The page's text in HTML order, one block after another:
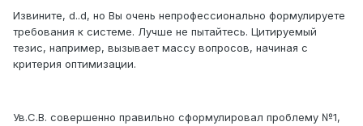
Извините, d..d, но Вы очень непрофессионально формулируете
требования к системе. Лучше не пытайтесь. Цитируемый
тезис, например, вызывает массу вопросов, начиная с
критерия оптимизации.
Ув.С.В. совершенно правильно сформулировал проблему №1,